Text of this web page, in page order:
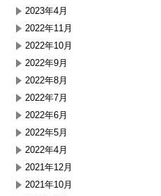
2023年4月
2022年11月
2022年10月
2022年9月
2022年8月
2022年7月
2022年6月
2022年5月
2022年4月
2021年12月
2021年10月